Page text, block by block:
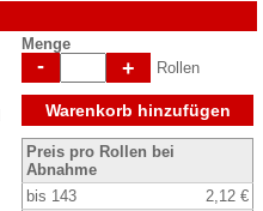
Menge
- + Rollen
Warenkorb hinzufügen
Preis pro Rollen bei
Abnahme
bis 143
2,12 €